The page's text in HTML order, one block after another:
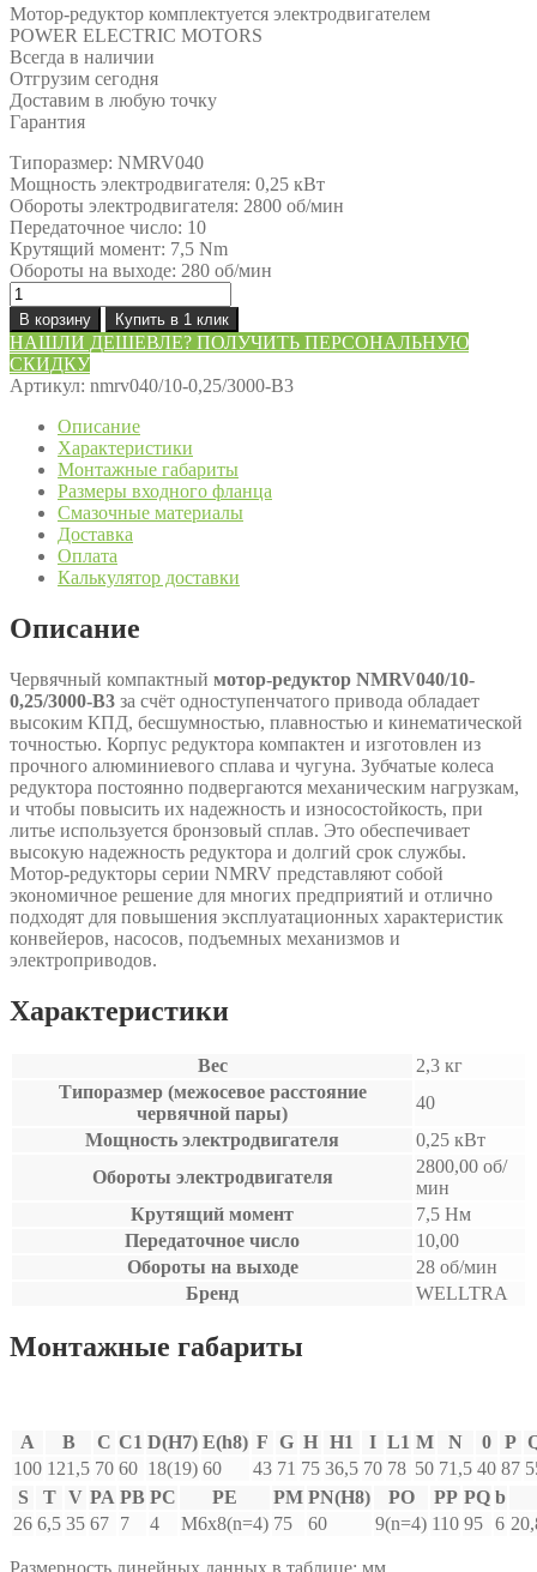
Мотор-редуктор комплектуется электродвигателем
POWER ELECTRIC MOTORS
Всегда в наличии
Отгрузим сегодня
Доставим в любую точку
Гарантия
Типоразмер: NMRV040
Мощность электродвигателя: 0,25 кВт
Обороты электродвигателя: 2800 об/мин
Передаточное число: 10
Крутящий момент: 7,5 Nm
Обороты на выходе: 280 об/мин
Количество
товара
Мотор-
редуктор
NMRV040/10-
0,25/3000-
В корзину Купить в 1 клик
НАШЛИ ДЕШЕВЛЕ? ПОЛУЧИТЬ ПЕРСОНАЛЬНУЮ
СКИДКУ
Артикул: nmrv040/10-0,25/3000-B3
Описание
Характеристики
Монтажные габариты
Размеры входного фланца
Смазочные материалы
Доставка
Оплата
Калькулятор доставки
Описание
Червячный компактный мотор-редуктор NMRV040/10-
0,25/3000-B3 за счёт одноступенчатого привода обладает
высоким КПД, бесшумностью, плавностью и кинематической
точностью. Корпус редуктора компактен и изготовлен из
прочного алюминиевого сплава и чугуна. Зубчатые колеса
редуктора постоянно подвергаются механическим нагрузкам,
и чтобы повысить их надежность и износостойкость, при
литье используется бронзовый сплав. Это обеспечивает
высокую надежность редуктора и долгий срок службы.
Мотор-редукторы серии NMRV представляют собой
экономичное решение для многих предприятий и отлично
подходят для повышения эксплуатационных характеристик
конвейеров, насосов, подъемных механизмов и
электроприводов.
Характеристики
Вес
2,3 кг
Типоразмер (межосевое расстояние
червячной пары)
40
Мощность электродвигателя
0,25 кВт
Обороты электродвигателя
2800,00 об/
мин
Крутящий момент
7,5 Нм
Передаточное число
10,00
Обороты на выходе
28 об/мин
Бренд
WELLTRA
Монтажные габариты
A B C C1 D(H7) E(h8) F G H H1 I L1 M N 0 P
100 121,5 70 60 18(19) 60 43 71 75 36,5 70 78 50 71,5 40 87
S
T V PA PB PC PE PM PN(H8) PO PP PQ b
26 6,5 35 67 7 4 M6x8(n=4) 75 60 9(n=4) 110 95 6